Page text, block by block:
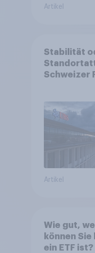
Artikel
Stabilität
Schweizer
von
Artikel
Wie gut,
können
ein ETF ist?